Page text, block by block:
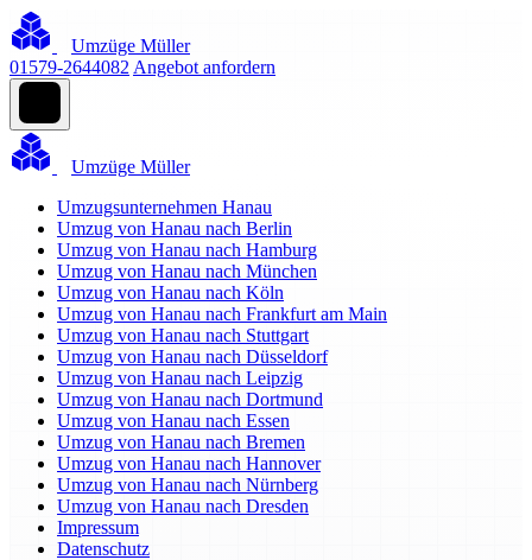
Umzüge Müller
01579-2644082 Angebot anfordern
Umzüge Müller
Umzugsunternehmen Hanau
Umzug von Hanau nach Berlin
Umzug von Hanau nach Hamburg
Umzug von Hanau nach München
Umzug von Hanau nach Köln
Umzug von Hanau nach Frankfurt am Main
Umzug von Hanau nach Stuttgart
Umzug von Hanau nach Düsseldorf
Umzug von Hanau nach Leipzig
Umzug von Hanau nach Dortmund
Umzug von Hanau nach Essen
Umzug von Hanau nach Bremen
Umzug von Hanau nach Hannover
Umzug von Hanau nach Nürnberg
Umzug von Hanau nach Dresden
Impressum
Datenschutz